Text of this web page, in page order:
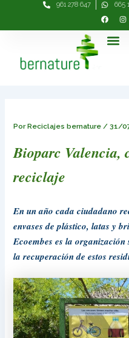
961 278 647 665
PorReciclajes bernature /31/
Bioparc Valencia,
reciclaje
En un año cada ciudadano
envases de plástico, latas y
Ecoembes es la
la recuperación de estos
Navegación